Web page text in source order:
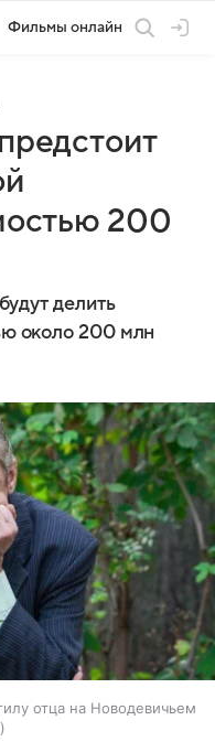
Фильмы онлайн
200
делить
около 200 млн
отца на Новодевичьем